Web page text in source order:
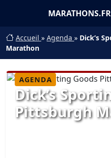
MARATHONS.FR
Accueil » Agenda » Dick’s
Marathon
AGENDA
Dick’s
Pittsburgh